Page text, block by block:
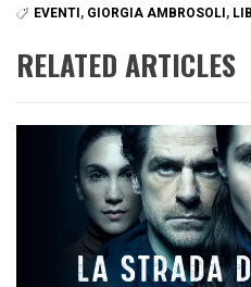
EVENTI, GIORGIA AMBROSOLI,
RELATED ARTICLES